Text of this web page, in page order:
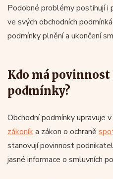
Podobné problémy postihují
ve svých obchodních
podmínky plnění a ukončení
Kdo má
podmínky?
Obchodní podmínky upravuje
zákoníka zákon o ochraně
stanovují povinnost
jasné informace o smluvních